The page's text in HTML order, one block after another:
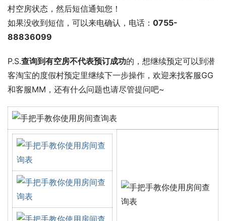
村空房状态，然后短信通知您！
如果没收到短信，可以来电确认，电话： 0755-
88836099
P.S.查询到有空房不代表预订成功的，想继续预定可以到潜
客淘宝的度假村预定里继续下一步操作，欢迎来找客服GG
和客服MM，还有什么问题也请尽管提问吧~